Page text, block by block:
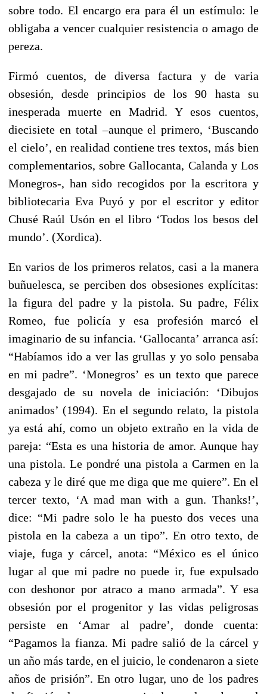
sobre todo. El encargo era para él un estímulo: le
obligaba a vencer cualquier resistencia o amago de
pereza.
Firmó cuentos, de diversa factura y de varia
obsesión, desde principios de los 90 hasta su
inesperada muerte en Madrid. Y esos cuentos,
diecisiete en total –aunque el primero, ‘Buscando
el cielo’, en realidad contiene tres textos, más bien
complementarios, sobre Gallocanta, Calanda y Los
Monegros-, han sido recogidos por la escritora y
bibliotecaria Eva Puyó y por el escritor y editor
Chusé Raúl Usón en el libro ‘Todos los besos del
mundo’. (Xordica).
En varios de los primeros relatos, casi a la manera
buñuelesca, se perciben dos obsesiones explícitas:
la figura del padre y la pistola. Su padre, Félix
Romeo, fue policía y esa profesión marcó el
imaginario de su infancia. ‘Gallocanta’ arranca así:
“Habíamos ido a ver las grullas y yo solo pensaba
en mi padre”. ‘Monegros’ es un texto que parece
desgajado de su novela de iniciación: ‘Dibujos
animados’ (1994). En el segundo relato, la pistola
ya está ahí, como un objeto extraño en la vida de
pareja: “Esta es una historia de amor. Aunque hay
una pistola. Le pondré una pistola a Carmen en la
cabeza y le diré que me diga que me quiere”. En el
tercer texto, ‘A mad man with a gun. Thanks!’,
dice: “Mi padre solo le ha puesto dos veces una
pistola en la cabeza a un tipo”. En otro texto, de
viaje, fuga y cárcel, anota: “México es el único
lugar al que mi padre no puede ir, fue expulsado
con deshonor por atraco a mano armada”. Y esa
obsesión por el progenitor y las vidas peligrosas
persiste en ‘Amar al padre’, donde cuenta:
“Pagamos la fianza. Mi padre salió de la cárcel y
un año más tarde, en el juicio, le condenaron a siete
años de prisión”. En otro lugar, uno de los padres